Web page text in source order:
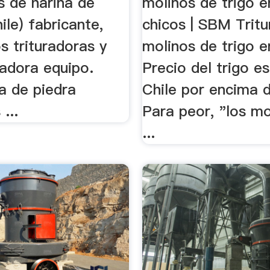
fabricante,
trituradoras y
equipo.
de piedra
...
chicos | SBM
molinos de trigo
Precio del trigo
Chile por encima
Para peor, "los
...